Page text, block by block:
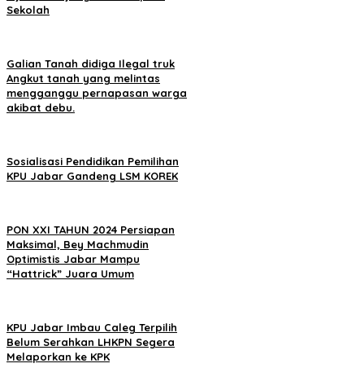
Sekolah
Galian Tanah didiga Ilegal truk
Angkut tanah yang melintas
mengganggu pernapasan warga
akibat debu.
Sosialisasi Pendidikan Pemilihan
KPU Jabar Gandeng LSM KOREK
PON XXI TAHUN 2024 Persiapan
Maksimal, Bey Machmudin
Optimistis Jabar Mampu
“Hattrick” Juara Umum
KPU Jabar Imbau Caleg Terpilih
Belum Serahkan LHKPN Segera
Melaporkan ke KPK